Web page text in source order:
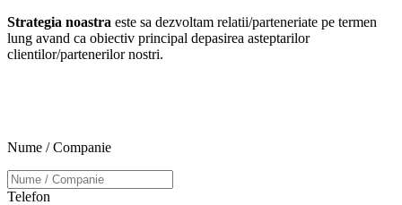
Strategia noastra este sa dezvoltam relatii/parteneriate pe termen
lung avand ca obiectiv principal depasirea asteptarilor
clientilor/partenerilor nostri.
Nume / Companie
Telefon